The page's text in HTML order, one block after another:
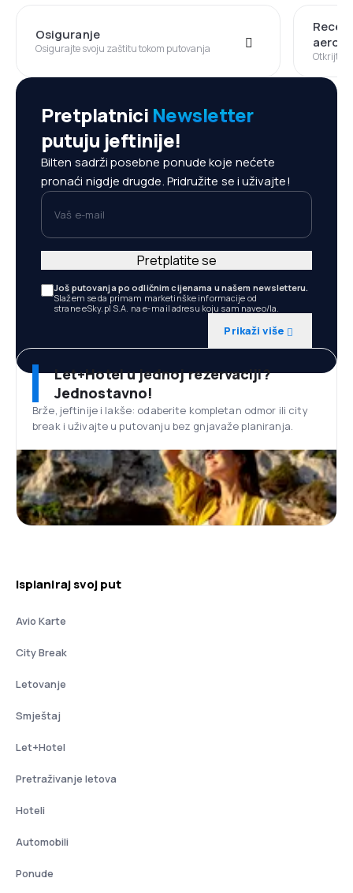
Osiguranje
Osigurajte svoju zaštitu tokom putovanja
Otkrijte
Pretplatnici Newsletter
putuju jeftinije!
Bilten sadrži posebne ponude koje nećete
pronaći nigdje drugde. Pridružite se i uživajte!
Vaš e-mail
Još putovanja po odličnim cijenama u našem newsletteru.
Slažem se da primam marketinške informacije od
strane eSky.pl S.A. na e-mail adresu koju sam naveo/la.
Prikaži više
Pretplatite se
Let+Hotel u jednoj rezervaciji?
Jednostavno!
Brže, jeftinije i lakše: odaberite kompletan odmor ili city
break i uživajte u putovanju bez gnjavaže planiranja.
Isplaniraj svoj put
Avio Karte
City Break
Letovanje
Smještaj
Let+Hotel
Pretraživanje letova
Hoteli
Automobili
Ponude